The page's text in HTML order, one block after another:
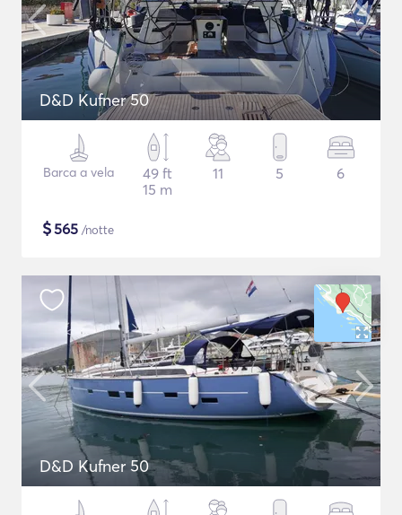
D&D Kufner 50
Barca a vela
49 ft
15 m
11 5 6
$565 /notte
D&D Kufner 50